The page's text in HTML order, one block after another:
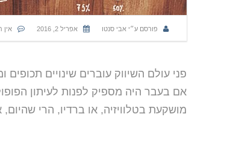
פורסם ע״י אבי סנטו אפריל 2, 2016 אין
פני עולם השיווק עוברים שינויים
אם בעבר היה מספיק לפנות לעיתון
מושקעת בטלוויזיה, או ברדיו, הרי